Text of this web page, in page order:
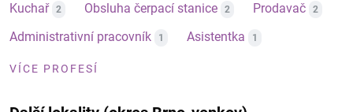
Kuchař 2 Obsluha čerpací stanice 2 Prodavač 2
Administrativní pracovník 1 Asistentka 1
VÍCE PROFESÍ